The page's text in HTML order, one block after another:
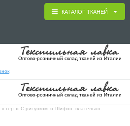
Оптово-розничный склад тканей из Италии
Оптово-розничный склад тканей из Италии
» С рисунком » Шифон- плательно-
КАТАЛОГ ТКАНЕЙ